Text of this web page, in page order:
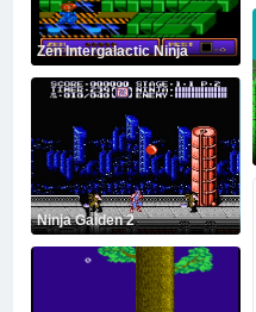
Zen Intergalactic Ninja
Ninja Gaiden 2